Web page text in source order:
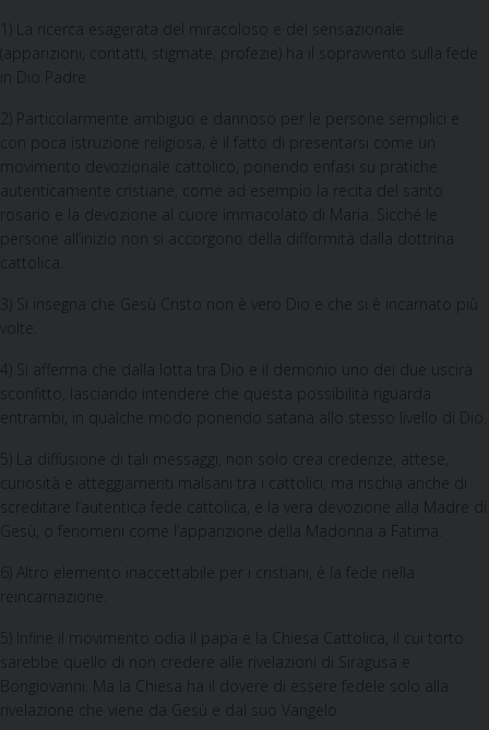
1) La ricerca esagerata del miracoloso e del sensazionale
(apparizioni, contatti, stigmate, profezie) ha il sopravvento sulla fede
in Dio Padre.
2) Particolarmente ambiguo e dannoso per le persone semplici e
con poca istruzione religiosa, è il fatto di presentarsi come un
movimento devozionale cattolico, ponendo enfasi su pratiche
autenticamente cristiane, come ad esempio la recita del santo
rosario e la devozione al cuore im­macolato di Maria. Sicché le
persone all’inizio non si accorgono della difformità dalla dottrina
cattolica.
3) Si insegna che Gesù Cristo non è vero Dio e che si è incarnato più
volte.
4) Si afferma che dalla lotta tra Dio e il demonio uno dei due uscirà
sconfitto, lasciando intendere che questa possibilità riguarda
entrambi, in qualche modo ponendo satana allo stesso livello di Dio.
5) La diffusione di tali messaggi, non solo crea credenze, attese,
curiosità e atteggiamenti malsani tra i cattolici, ma rischia anche di
screditare l’autentica fede cattolica, e la vera devozione alla Madre di
Gesù, o fenomeni come l’apparizione della Madonna a Fatima.
6) Altro elemento inaccettabile per i cristiani, è la fede nella
reincarnazione.
5) Infine il movimento odia il papa e la Chiesa Cattolica, il cui torto
sarebbe quello di non credere alle rivelazioni di Siragusa e
Bongiovanni. Ma la Chiesa ha il dovere di essere fedele solo alla
rivelazione che viene da Gesù e dal suo Vangelo.